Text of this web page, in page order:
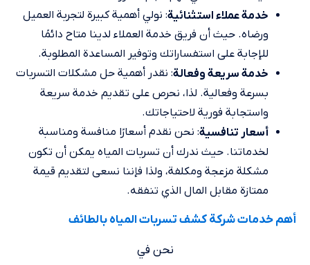
خدمة عملاء استثنائية: نولي أهمية كبيرة لتجربة العميل
ورضاه. حيث أن فريق خدمة العملاء لدينا متاح دائمًا
للإجابة على استفساراتك وتوفير المساعدة المطلوبة.
خدمة سريعة وفعالة: نقدر أهمية حل مشكلات التسربات
بسرعة وفعالية. لذا، نحرص على تقديم خدمة سريعة
واستجابة فورية لاحتياجاتك.
أسعار تنافسية: نحن نقدم أسعارًا منافسة ومناسبة
لخدماتنا. حيث ندرك أن تسربات المياه يمكن أن تكون
مشكلة مزعجة ومكلفة، ولذا فإننا نسعى لتقديم قيمة
ممتازة مقابل المال الذي تنفقه.
أهم خدمات شركة كشف تسربات المياه بالطائف
نحن في